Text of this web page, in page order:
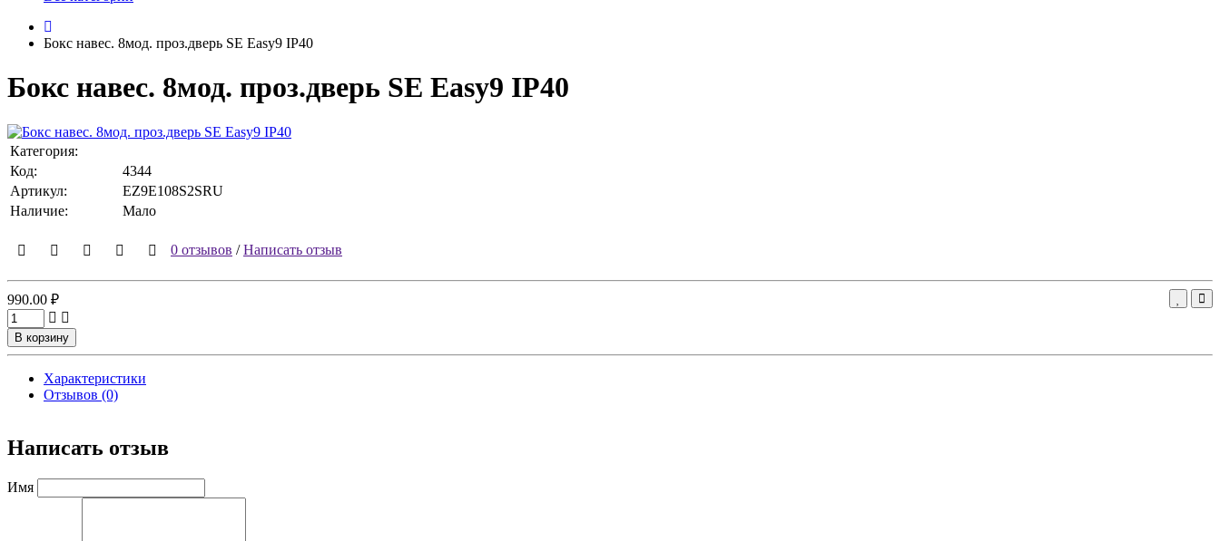
Бокс навес. 8мод. проз.дверь SE Easy9 IP40
Бокс навес. 8мод. проз.дверь SE Easy9 IP40
Категория:
Код:
4344
Артикул:
EZ9E108S2SRU
Наличие:
Мало
0 отзывов /Написать отзыв
990.00 ₽
В корзину
Характеристики
Отзывов (0)
Написать отзыв
Имя